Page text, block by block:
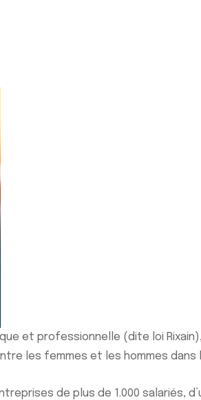
et professionnelle (dite loi
les femmes et les hommes dans
de plus de 1.000 salariés,